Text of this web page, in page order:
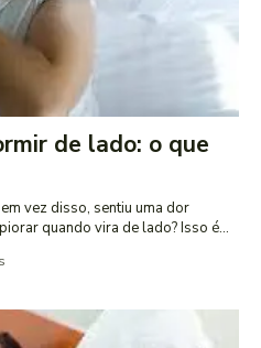
de lado: o que
vez disso, sentiu uma dor
quando vira de lado? Isso é...